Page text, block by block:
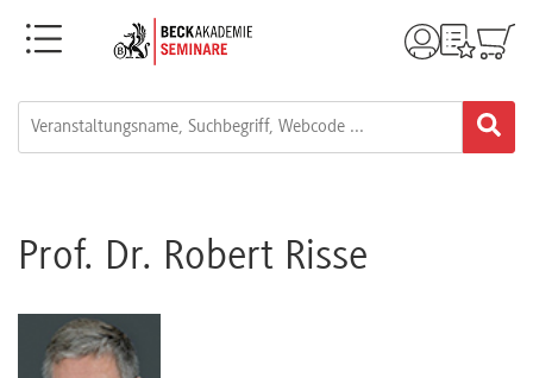
Menü
Webinare
Prof. Dr. Robert Risse